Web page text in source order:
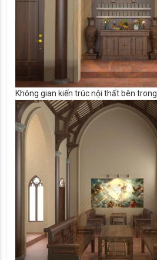
Không gian kiến trúc nội thất bên trong